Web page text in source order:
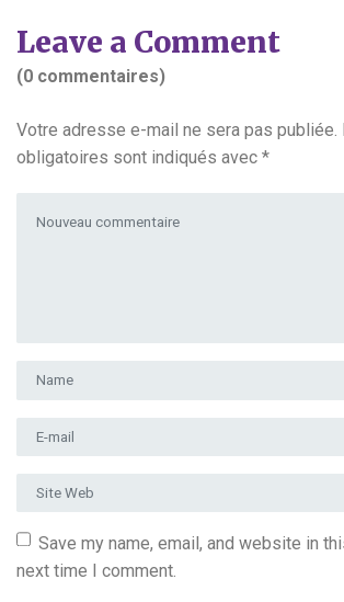
Leave a Comment
(0 commentaires)
Votre adresse e-mail ne sera pas publiée.
obligatoires sont indiqués avec *
Prénom et nom
Adresse e-mail
Site Web
Save my name, email, and website in
next time I comment.